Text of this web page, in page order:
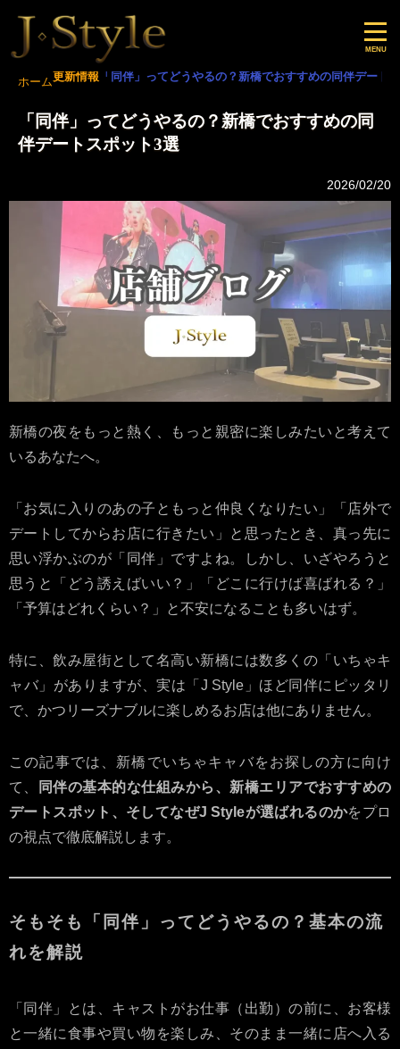
ホーム更新情報 「同伴」ってどうやるの？新橋でおすすめの同伴デート
「同伴」ってどうやるの？新橋でおすすめの同
伴デートスポット3選
2026/02/20
新橋の夜をもっと熱く、もっと親密に楽しみたいと考えて
いるあなたへ。
「お気に入りのあの子ともっと仲良くなりたい」「店外で
デートしてからお店に行きたい」と思ったとき、真っ先に
思い浮かぶのが「同伴」ですよね。しかし、いざやろうと
思うと「どう誘えばいい？」「どこに行けば喜ばれる？」
「予算はどれくらい？」と不安になることも多いはず。
特に、飲み屋街として名高い新橋には数多くの「いちゃキ
ャバ」がありますが、実は「J Style」ほど同伴にピッタリ
で、かつリーズナブルに楽しめるお店は他にありません。
この記事では、新橋でいちゃキャバをお探しの方に向け
て、
同伴の基本的な仕組みから、新橋エリアでおすすめの
デートスポット、そしてなぜJ Styleが選ばれるのかをプロ
の視点で徹底解説します。
そもそも「同伴」ってどうやるの？基本の流
れを解説
「同伴」とは、キャストがお仕事（出勤）の前に、お客様
と一緒に食事や買い物を楽しみ、そのまま一緒に店へ入る